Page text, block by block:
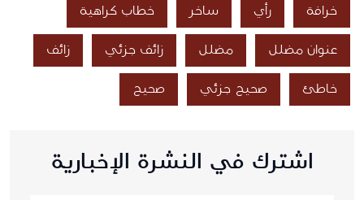
خرافة رأي ساخر خطاب كراهية
عنوان مضلل مضلل زائف جزئي زائف
خاطئ صحيح جزئي صحيح
اشترك في النشرة الإخبارية